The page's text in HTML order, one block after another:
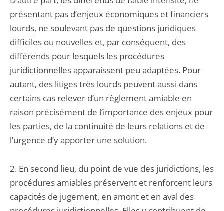
présentant pas d’enjeux économiques et financiers
lourds, ne soulevant pas de questions juridiques
difficiles ou nouvelles et, par conséquent, des
différends pour lesquels les procédures
juridictionnelles apparaissent peu adaptées. Pour
autant, des litiges très lourds peuvent aussi dans
certains cas relever d’un règlement amiable en
raison précisément de l’importance des enjeux pour
les parties, de la continuité de leurs relations et de
l’urgence d’y apporter une solution.
2. En second lieu, du point de vue des juridictions, les
procédures amiables préservent et renforcent leurs
capacités de jugement, en amont et en aval des